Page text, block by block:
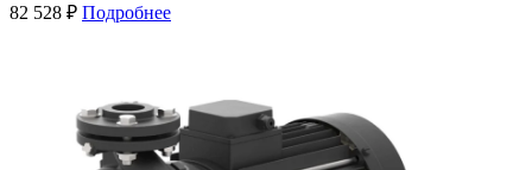
82 528 ₽ Подробнее